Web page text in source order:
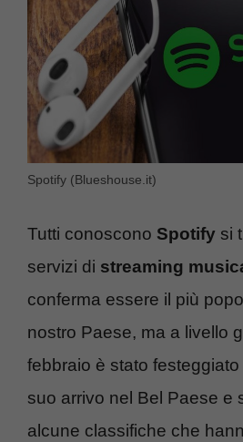
Spotify (Blueshouse.it)
Tutti conoscono Spotify si
servizi di streaming
conferma essere il più
nostro Paese, ma a livello
febbraio è stato festeggiato
suo arrivo nel Bel Paese e
alcune classifiche che